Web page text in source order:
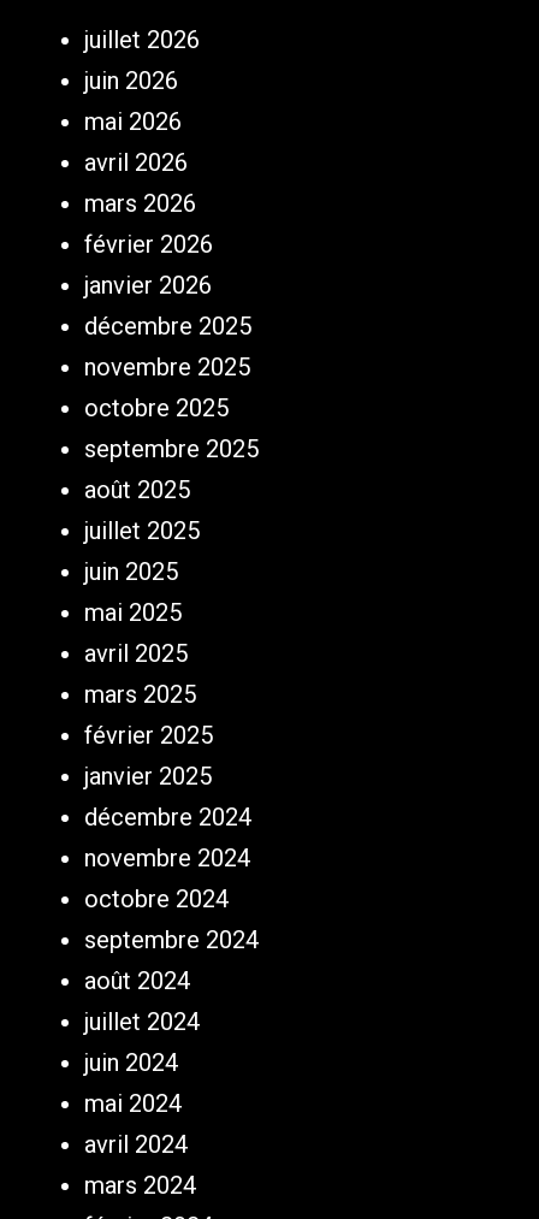
juillet 2026
juin 2026
mai 2026
avril 2026
mars 2026
février 2026
janvier 2026
décembre 2025
novembre 2025
octobre 2025
septembre 2025
août 2025
juillet 2025
juin 2025
mai 2025
avril 2025
mars 2025
février 2025
janvier 2025
décembre 2024
novembre 2024
octobre 2024
septembre 2024
août 2024
juillet 2024
juin 2024
mai 2024
avril 2024
mars 2024